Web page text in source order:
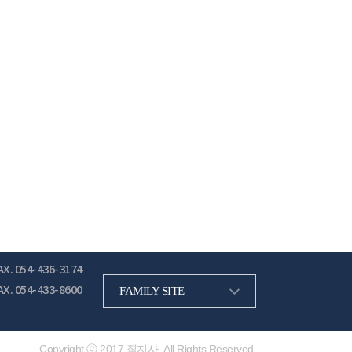
054-436-3174
054-433-8600
FAMILY SITE
Copyright ⓒ 2017 직지사. All Rights Reserved.